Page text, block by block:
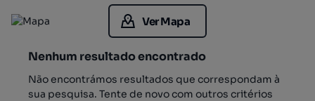
Ver Mapa
Nenhum resultado encontrado
Não encontrámos resultados que correspondam à
sua pesquisa. Tente de novo com outros critérios